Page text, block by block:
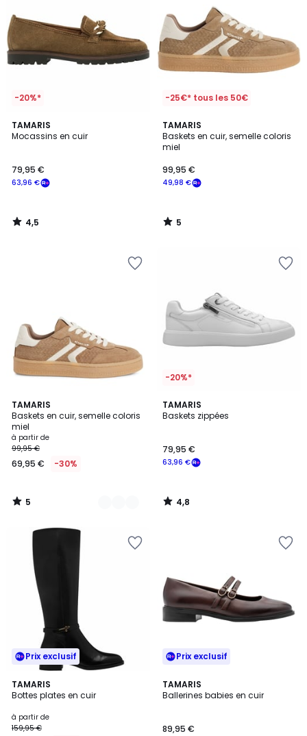
-20%*
TAMARIS
Mocassins en cuir
63,96 €
79,95 €
4,5
/ 5
4,5
/
-25€* tous les 50€
TAMARIS
Baskets en cuir, semelle coloris
miel
49,98 €
99,95 €
5
/
5
5
/
TAMARIS
Baskets en cuir, semelle coloris
miel
à partir de
99,95 €
69,95 € -30%
5
/
5
24
Couleurs
5
/
-20%*
TAMARIS
Baskets zippées
63,96 €
79,95 €
4,8
/ 5
4,8
/
Prix exclusif
TAMARIS
Bottes plates en cuir
à partir de
159,95 €
5
/
2
Couleurs
Prix exclusif
TAMARIS
Ballerines babies en cuir
89,95 €